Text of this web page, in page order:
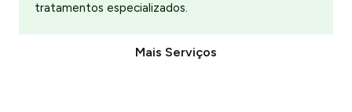
tratamentos especializados.
Mais Serviços